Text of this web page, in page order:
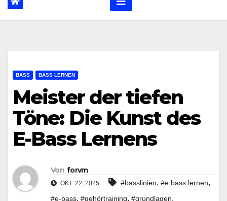
BASS BASS LERNEN
Meister der tiefen
Töne: Die Kunst des
E-Bass Lernens
Von forvm
OKT. 22, 2025 #basslinien, #e bass lernen,
#e-bass, #gehörtraining, #grundlagen,